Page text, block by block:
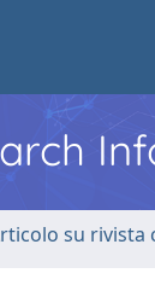
su rivista